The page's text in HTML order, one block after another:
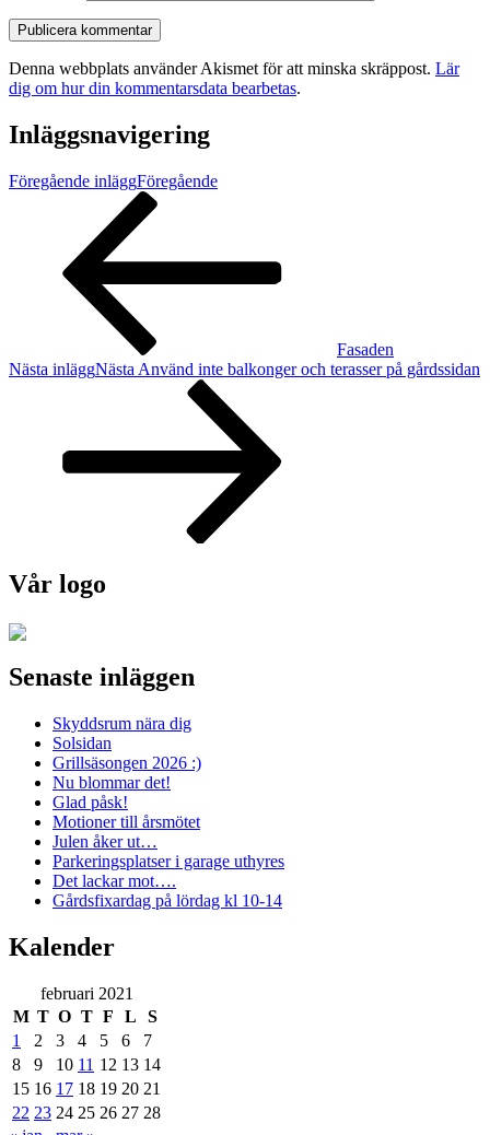
Denna webbplats använder Akismet för att minska skräppost. Lär
dig om hur din kommentarsdata bearbetas.
Inläggsnavigering
Föregående inläggFöregående
Fasaden
Nästa inläggNästa Använd inte balkonger och terasser på gårdssidan
Vår logo
Senaste inläggen
Skyddsrum nära dig
Solsidan
Grillsäsongen 2026 :)
Nu blommar det!
Glad påsk!
Motioner till årsmötet
Julen åker ut…
Parkeringsplatser i garage uthyres
Det lackar mot….
Gårdsfixardag på lördag kl 10-14
Kalender
februari 2021
M T O T F L
S
1
2 3 4 5 6
7
8
9 10 11 12 13 14
15 16 17 18 19 20 21
22 23 24 25 26 27 28